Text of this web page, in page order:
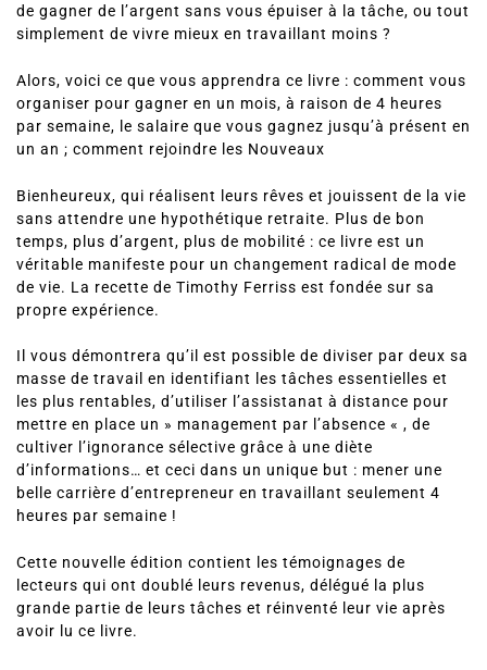
de gagner de l’argent sans vous épuiser à la tâche, ou tout
simplement de vivre mieux en travaillant moins ?
Alors, voici ce que vous apprendra ce livre : comment vous
organiser pour gagner en un mois, à raison de 4 heures
par semaine, le salaire que vous gagnez jusqu’à présent en
un an ; comment rejoindre les Nouveaux
Bienheureux, qui réalisent leurs rêves et jouissent de la vie
sans attendre une hypothétique retraite. Plus de bon
temps, plus d’argent, plus de mobilité : ce livre est un
véritable manifeste pour un changement radical de mode
de vie. La recette de Timothy Ferriss est fondée sur sa
propre expérience.
Il vous démontrera qu’il est possible de diviser par deux sa
masse de travail en identifiant les tâches essentielles et
les plus rentables, d’utiliser l’assistanat à distance pour
mettre en place un » management par l’absence « , de
cultiver l’ignorance sélective grâce à une diète
d’informations… et ceci dans un unique but : mener une
belle carrière d’entrepreneur en travaillant seulement 4
heures par semaine !
Cette nouvelle édition contient les témoignages de
lecteurs qui ont doublé leurs revenus, délégué la plus
grande partie de leurs tâches et réinventé leur vie après
avoir lu ce livre.